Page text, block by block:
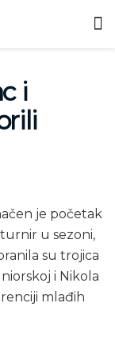
i
je početak
u sezoni,
su trojica
i Nikola
mlađih